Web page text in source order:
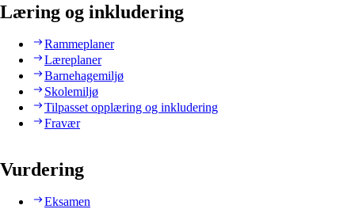
Læring og inkludering
Rammeplaner
Læreplaner
Barnehagemiljø
Skolemiljø
Tilpasset opplæring og inkludering
Fravær
Vurdering
Eksamen